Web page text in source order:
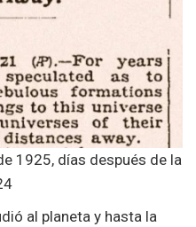
1925, días después de la
al planeta y hasta la